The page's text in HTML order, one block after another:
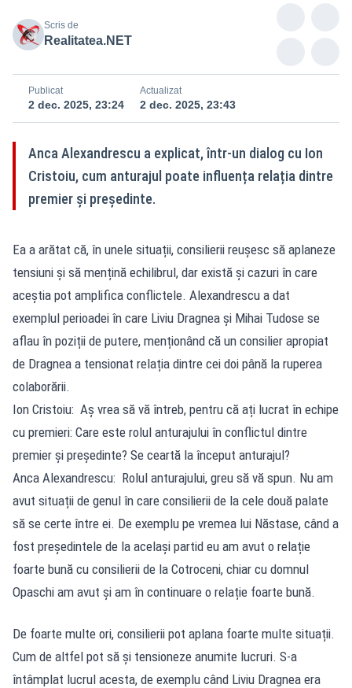
Scris de
Realitatea.NET
Publicat
2 dec. 2025, 23:24
Actualizat
2 dec. 2025, 23:43
Anca Alexandrescu a explicat, într-un dialog cu Ion
Cristoiu, cum anturajul poate influența relația dintre
premier și președinte.
Ea a arătat că, în unele situații, consilierii reușesc să aplaneze
tensiuni și să mențină echilibrul, dar există și cazuri în care
aceștia pot amplifica conflictele. Alexandrescu a dat
exemplul perioadei în care Liviu Dragnea și Mihai Tudose se
aflau în poziții de putere, menționând că un consilier apropiat
de Dragnea a tensionat relația dintre cei doi până la ruperea
colaborării.
Ion Cristoiu: Aș vrea să vă întreb, pentru că ați lucrat în echipe
cu premieri: Care este rolul anturajului în conflictul dintre
premier și președinte? Se ceartă la început anturajul?
Anca Alexandrescu: Rolul anturajului, greu să vă spun. Nu am
avut situații de genul în care consilierii de la cele două palate
să se certe între ei. De exemplu pe vremea lui Năstase, când a
fost președintele de la același partid eu am avut o relație
foarte bună cu consilierii de la Cotroceni, chiar cu domnul
Opaschi am avut și am în continuare o relație foarte bună.
De foarte multe ori, consilierii pot aplana foarte multe situații.
Cum de altfel pot să și tensioneze anumite lucruri. S-a
întâmplat lucrul acesta, de exemplu când Liviu Dragnea era